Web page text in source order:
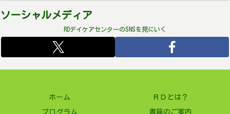
ソーシャルメディア
RDデイケアセンターのSNSを見にいく
ホーム ＲＤとは？
プログラム 書籍のご案内